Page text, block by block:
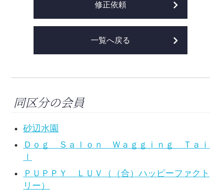
修正依頼
一覧へ戻る
同区分の会員
砂辺水園
Ｄｏｇ Ｓａｌｏｎ Ｗａｇｇｉｎｇ Ｔａｉ
ｌ
ＰＵＰＰＹ ＬＵＶ（（合）ハッピーファクト
リー）